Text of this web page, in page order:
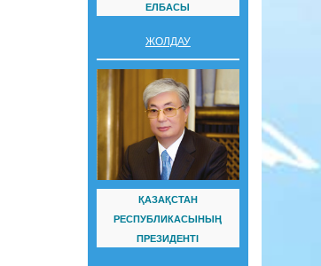
ЕЛБАСЫ
ЖОЛДАУ
ҚАЗАҚСТАН
РЕСПУБЛИКАСЫНЫҢ
ПРЕЗИДЕНТІ